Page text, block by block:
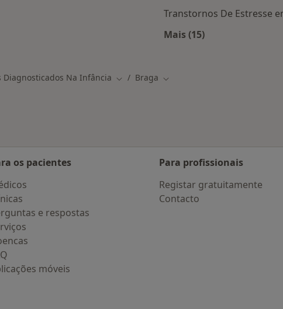
Transtornos De Estresse
Mais (15)
Na Infância Mudar de cidade
Braga Mudar de cidade
os pacientes
e respostas
móveis
Para profissionais
Registar gratuitamente
Contacto